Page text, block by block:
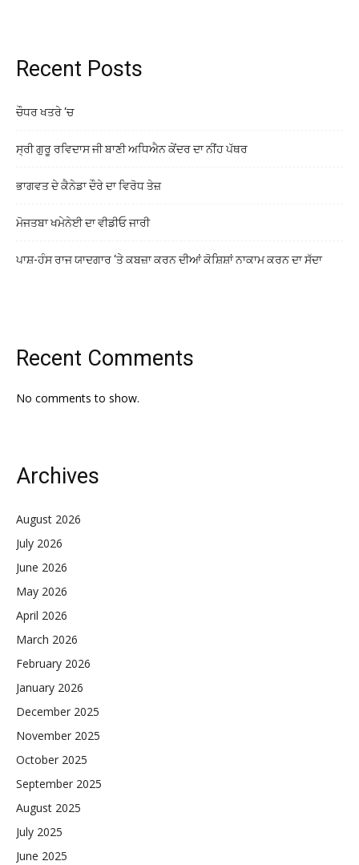
Recent Posts
ਚੌਧਰ ਖਤਰੇ ‘ਚ
ਸ੍ਰੀ ਗੁਰੂ ਰਵਿਦਾਸ ਜੀ ਬਾਣੀ ਅਧਿਐਨ ਕੇਂਦਰ ਦਾ ਨੀਂਹ ਪੱਥਰ
ਭਾਗਵਤ ਦੇ ਕੈਨੇਡਾ ਦੌਰੇ ਦਾ ਵਿਰੋਧ ਤੇਜ਼
ਮੋਜਤਬਾ ਖਮੇਨੇਈ ਦਾ ਵੀਡੀਓ ਜਾਰੀ
ਪਾਸ਼-ਹੰਸ ਰਾਜ ਯਾਦਗਾਰ ‘ਤੇ ਕਬਜ਼ਾ ਕਰਨ ਦੀਆਂ ਕੋਸ਼ਿਸ਼ਾਂ ਨਾਕਾਮ ਕਰਨ ਦਾ ਸੱਦਾ
Recent Comments
No comments to show.
Archives
August 2026
July 2026
June 2026
May 2026
April 2026
March 2026
February 2026
January 2026
December 2025
November 2025
October 2025
September 2025
August 2025
July 2025
June 2025